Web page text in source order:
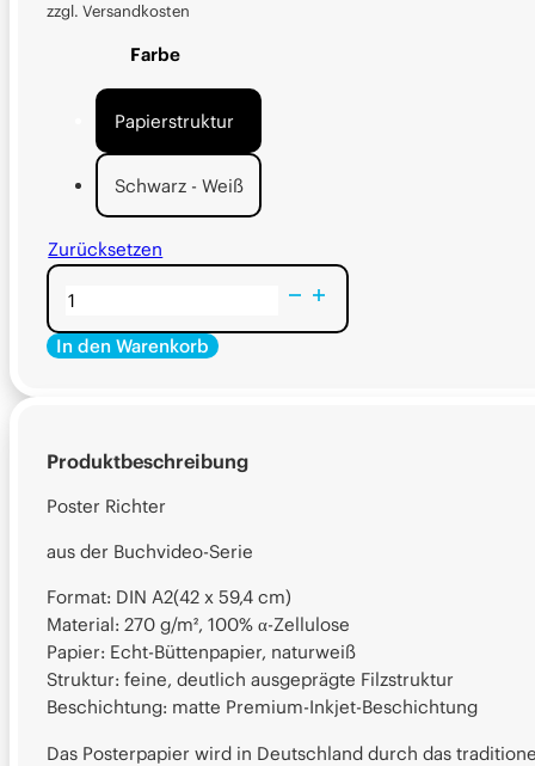
zzgl. Versandkosten
Farbe
Papierstruktur
Schwarz - Weiß
Zurücksetzen
Poster
Menge
In den Warenkorb
Produktbeschreibung
Poster Richter
aus der Buchvideo-Serie
Format: DIN A2(42 x 59,4 cm)
Material: 270 g/m², 100% α-Zellulose
Papier: Echt-Büttenpapier, naturweiß
Struktur: feine, deutlich ausgeprägte Filzstruktur
Beschichtung: matte Premium-Inkjet-Beschichtung
Das Posterpapier wird in Deutschland durch das